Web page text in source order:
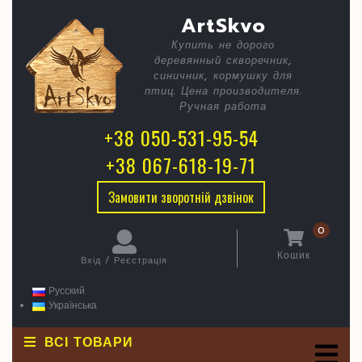
ArtSkvo
Котедж
Купить не дорого
деревянный скворечник,
синичник, кормушку для
птиц. Цена производителя.
Ручная работа
+38 050-531-95-54
+38 067-618-19-71
Замовити зворотній дзвінок
Вхід / Реєстрація
Кошик
0
Русский
Українська
ВСІ ТОВАРИ